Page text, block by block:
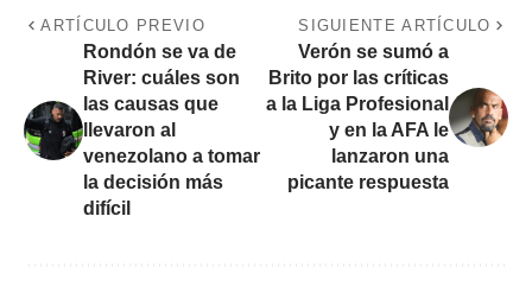
ARTÍCULO PREVIO
Rondón se va de
River: cuáles son
las causas que
llevaron al
venezolano a tomar
la decisión más
difícil
SIGUIENTE ARTÍCULO
Verón se sumó a
Brito por las críticas
a la Liga Profesional
y en la AFA le
lanzaron una
picante respuesta